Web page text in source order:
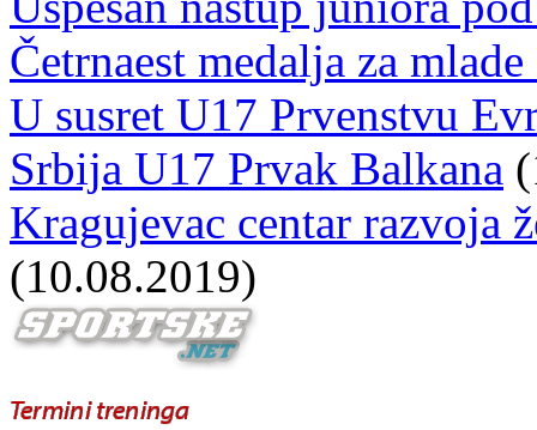
Četrnaest medalja za
U susret U17 Prvenstvu
Srbija U17 Prvak Balkana
Kragujevac centar razvoja
(10.08.2019)